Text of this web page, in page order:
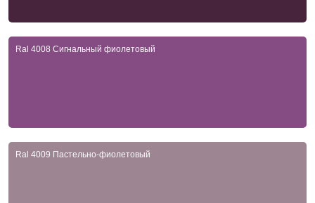
Ral 4008 Сигнальный фиолетовый
Ral 4009 Пастельно-фиолетовый